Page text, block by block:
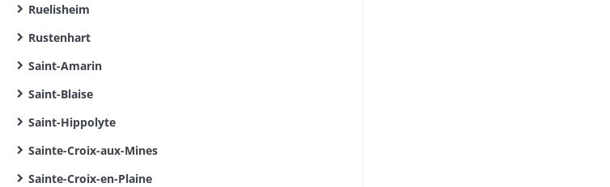
Ruelisheim
Rustenhart
Saint-Amarin
Saint-Blaise
Saint-Hippolyte
Sainte-Croix-aux-Mines
Sainte-Croix-en-Plaine